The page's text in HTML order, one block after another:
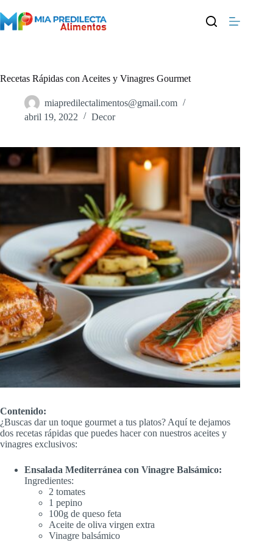
al
contenido
Recetas Rápidas con Aceites y Vinagres Gourmet
miapredilectalimentos@gmail.com
abril 19, 2022
Decor
Contenido:
¿Buscas dar un toque gourmet a tus platos? Aquí te dejamos
dos recetas rápidas que puedes hacer con nuestros aceites y
vinagres exclusivos:
Ensalada Mediterránea con Vinagre Balsámico:
Ingredientes:
2 tomates
1 pepino
100g de queso feta
Aceite de oliva virgen extra
Vinagre balsámico